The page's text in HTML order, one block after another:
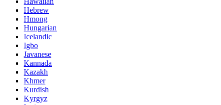
Hebrew
Hmong
Hungarian
Icelandic
Igbo
Javanese
Kannada
Kazakh
Khmer
Kurdish
Kyrgyz